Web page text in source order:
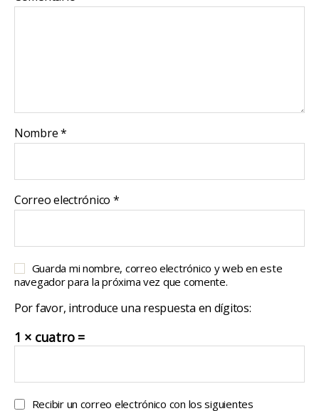
Nombre*
Correo electrónico *
Guarda mi nombre, correo electrónico y web en este
navegador para la próxima vez que comente.
Por favor, introduce una respuesta en dígitos:
1 × cuatro =
Recibir un correo electrónico con los siguientes